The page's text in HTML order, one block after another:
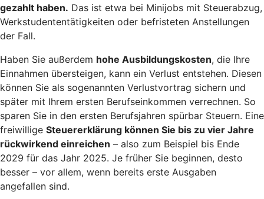
gezahlt haben. Das ist etwa bei Minijobs mit Steuerabzug,
Werkstudententätigkeiten oder befristeten Anstellungen
der Fall.
Haben Sie außerdem hohe Ausbildungskosten, die Ihre
Einnahmen übersteigen, kann ein Verlust entstehen. Diesen
können Sie als sogenannten Verlustvortrag sichern und
später mit Ihrem ersten Berufseinkommen verrechnen. So
sparen Sie in den ersten Berufsjahren spürbar Steuern. Eine
freiwillige Steuererklärung können Sie bis zu vier Jahre
rückwirkend einreichen – also zum Beispiel bis Ende
2029 für das Jahr 2025. Je früher Sie beginnen, desto
besser – vor allem, wenn bereits erste Ausgaben
angefallen sind.